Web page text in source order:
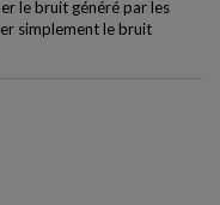
le bruit généré par les
simplement le bruit